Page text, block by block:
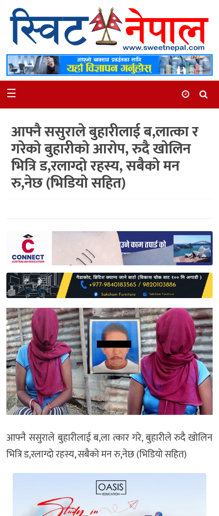
समाचार
स्थानीय
मनोरञ्जन
अन्तर्वार्ता
समाज
रोचक
प्रदेश
English
☰
आफ्नै ससुराले बुहारीलाई ब,लात्का र
गरेको बुहारीको आरोप, रुदै खोलिन
भित्रि ड,रलाग्दो रहस्य, सबैको मन
रु,नेछ (भिडियो सहित)
आफ्नै ससुराले बुहारीलाई ब,ला त्कार गरे, बुहारीले रुदै खोलिन
भित्रि ड,रलाग्दो रहस्य, सबैको मन रु,नेछ (भिडियो सहित)